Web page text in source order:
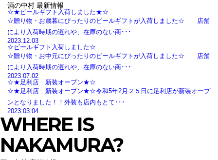
酒の中村 最新情報
☆★ビールギフト入荷しました★☆
☆贈り物・お歳暮にぴったりのビールギフトが入荷しました☆ 店舗
により入荷時期の遅れや、在庫のない商･･･
2023.12.03
☆ビールギフト入荷しました☆
☆贈り物・お中元にぴったりのビールギフトが入荷しました☆ 店舗
により入荷時期の遅れや、在庫のない商･･･
2023.07.02
☆★足利店 新装オープン★☆
☆★足利店 新装オープン★☆令和5年2月２５日に足利店が新装オープ
ンとなりました！！外装も店内もとて･･･
2023.03.04
WHERE IS
NAKAMURA?